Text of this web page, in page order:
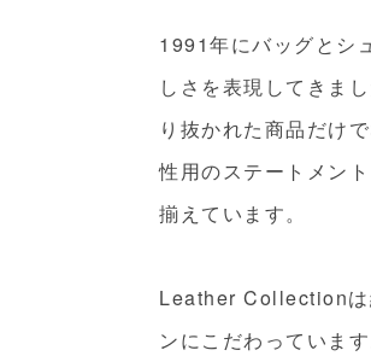
1991年にバッグとシ
しさを表現してきま
り抜かれた商品だけ
性用のステートメン
揃えています。
Leather Collectionは
ンにこだわっていま